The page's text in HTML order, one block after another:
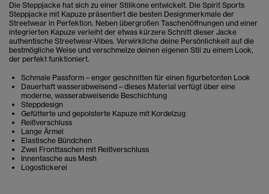
Die Steppjacke hat sich zu einer Stilikone entwickelt. Die Spirit Sports
Steppjacke mit Kapuze präsentiert die besten Designmerkmale der
Streetwear in Perfektion. Neben übergroßen Taschenöffnungen und einer
integrierten Kapuze verleiht der etwas kürzere Schnitt dieser Jacke
authentische Streetwear-Vibes. Verwirkliche deine Persönlichkeit auf die
bestmögliche Weise und verschmelze deinen eigenen Stil zu einem Look,
der perfekt funktioniert.
Schmale Passform – enger geschnitten für einen figurbetonten Look
Dauerhaft wasserabweisend – dieses Material verfügt über eine
moderne, wasserabweisende Beschichtung
Steppdesign
Gefütterte und gepolsterte Kapuze mit Kordelzug
Reißverschluss
Lange Ärmel
Elastische Bündchen
Zwei Fronttaschen mit Reißverschluss
Innentasche aus Mesh
Logostickerei